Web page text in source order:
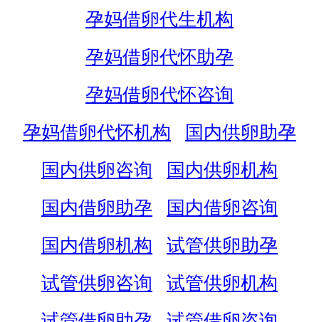
孕妈借卵代生机构
孕妈借卵代怀助孕
孕妈借卵代怀咨询
孕妈借卵代怀机构
国内供卵助孕
国内供卵咨询
国内供卵机构
国内借卵助孕
国内借卵咨询
国内借卵机构
试管供卵助孕
试管供卵咨询
试管供卵机构